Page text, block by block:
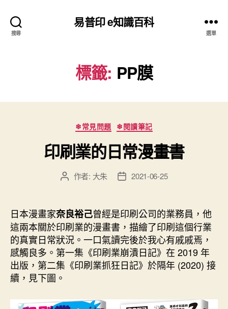
搜尋
易普印 e知識百科
選單
標籤: PP膜
分
類
❄常見問題 ❄閱讀筆記
印刷業的日常漫畫書
文
者
作者: 大朱
文
佈
日
期
2021-06-25
日本漫畫家奈良裕己曾經是印刷公司的業務員，他
這兩本關於印刷業的漫畫書，描繪了印刷這個行業
的真實日常狀況。一口氣讀完後於我心有戚戚焉，
感觸良多。第一集《印刷業崩潰日記》在 2019 年
出版，第二集《印刷業抓狂日記》於隔年 (2020) 接
續，見下圖。